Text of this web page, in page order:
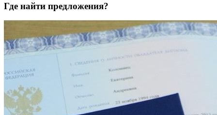
Где найти предложения?